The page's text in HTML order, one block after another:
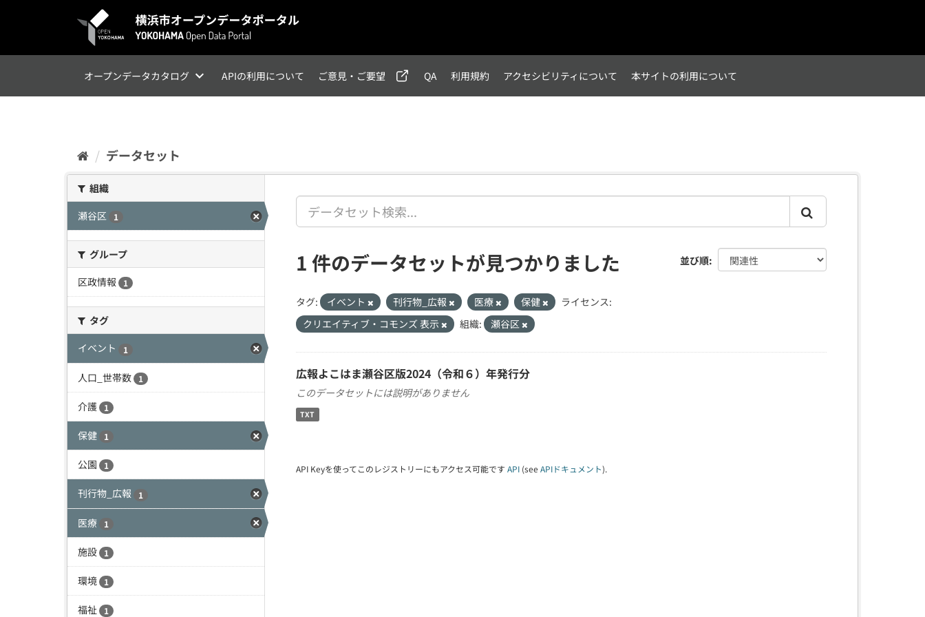
オープンデータカタログ APIの利用について ご意見・ご要望 QA 利用規約 アクセシビリティについて 本サイトの利用について
データセット
組織
瀬谷区
1
グループ
区政情報
1
タグ
イベント
1
人口_世帯数 1
介護 1
保健 1
公園 1
刊行物_広報 1
医療 1
施設 1
環境 1
福祉 1
並び順
1 件のデータセットが見つかりました
タグ: イベント 刊行物_広報 医療 保健
ライセンス:
クリエイティブ・コモンズ 表示
組織: 瀬谷区
広報よこはま瀬谷区版2024（令和６）年発行分
このデータセットには説明がありません
TXT
API Keyを使ってこのレジストリーにもアクセス可能です API (see APIドキュメント).